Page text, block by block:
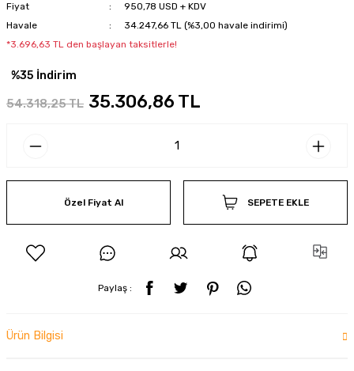
Fiyat
950,78 USD + KDV
Havale
34.247,66 TL (%3,00 havale indirimi)
*3.696,63 TL den başlayan taksitlerle!
%35 İndirim
54.318,25 TL 35.306,86 TL
Özel Fiyat Al SEPETE EKLE
Paylaş :
Ürün Bilgisi